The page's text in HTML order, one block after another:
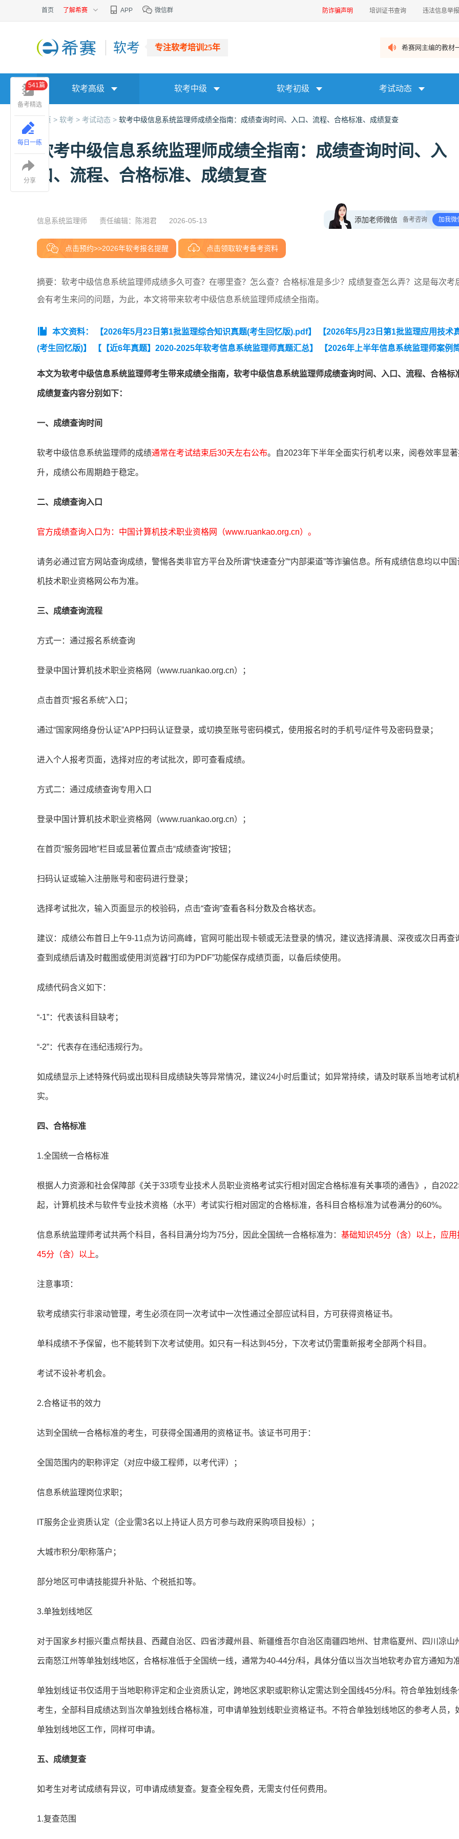
首页 了解希赛 APP 微信群 防诈骗声明 培训证书查询 违法信息举报
软考 专注软考培训25年 希赛网主编的教材
软考高级 软考中级 软考初级 考试动态
首页 > 软考 > 考试动态 > 软考中级信息系统监理师成绩全指南：成绩查询时间、入口、流程、合格标准、成绩复查
软考中级信息系统监理师成绩全指南：成绩查询时间、入
口、流程、合格标准、成绩复查
信息系统监理师 责任编辑：陈湘君 2026-05-13 添加老师微信 备考咨询 加我微
点击预约>>2026年软考报名提醒 点击领取软考备考资料
摘要：软考中级信息系统监理师成绩多久可查？在哪里查？怎么查？合格标准是多少？成绩复查怎么弄？这是每次考
会有考生来问的问题，为此，本文将带来软考中级信息系统监理师成绩全指南。
本文资料： 【2026年5月23日第1批监理综合知识真题(考生回忆版).pdf】
【2026年5月23日第1批监理应用技术
(考生回忆版)】
【【近6年真题】2020-2025年软考信息系统监理师真题汇总】
【2026年上半年信息系统监理师案例
本文为软考中级信息系统监理师考生带来成绩全指南，软考中级信息系统监理师成绩查询时间、入口、流程、合格标
成绩复查内容分别如下：
一、成绩查询时间
软考中级信息系统监理师的成绩通常在考试结束后30天左右公布。自2023年下半年全面实行机考以来，阅卷效率显著
升，成绩公布周期趋于稳定。
二、成绩查询入口
官方成绩查询入口为：中国计算机技术职业资格网（www.ruankao.org.cn）。
请务必通过官方网站查询成绩，警惕各类非官方平台及所谓“快速查分”“内部渠道”等诈骗信息。所有成绩信息均以中国
机技术职业资格网公布为准。
三、成绩查询流程
方式一：通过报名系统查询
登录中国计算机技术职业资格网（www.ruankao.org.cn）；
点击首页“报名系统”入口；
通过“国家网络身份认证”APP扫码认证登录，或切换至账号密码模式，使用报名时的手机号/证件号及密码登录；
进入个人报考页面，选择对应的考试批次，即可查看成绩。
方式二：通过成绩查询专用入口
登录中国计算机技术职业资格网（www.ruankao.org.cn）；
在首页“服务园地”栏目或显著位置点击“成绩查询”按钮；
扫码认证或输入注册账号和密码进行登录；
选择考试批次，输入页面显示的校验码，点击“查询”查看各科分数及合格状态。
建议：成绩公布首日上午9-11点为访问高峰，官网可能出现卡顿或无法登录的情况，建议选择清晨、深夜或次日再查
查到成绩后请及时截图或使用浏览器“打印为PDF”功能保存成绩页面，以备后续使用。
成绩代码含义如下：
“-1”：代表该科目缺考；
“-2”：代表存在违纪违规行为。
如成绩显示上述特殊代码或出现科目成绩缺失等异常情况，建议24小时后重试；如异常持续，请及时联系当地考试机
实。
四、合格标准
1.全国统一合格标准
根据人力资源和社会保障部《关于33项专业技术人员职业资格考试实行相对固定合格标准有关事项的通告》，自
起，计算机技术与软件专业技术资格（水平）考试实行相对固定的合格标准，各科目合格标准为试卷满分的60%。
信息系统监理师考试共两个科目，各科目满分均为75分，因此全国统一合格标准为： 基础知识45分（含）以上，应用
45分（含）以上。
注意事项：
软考成绩实行非滚动管理，考生必须在同一次考试中一次性通过全部应试科目，方可获得资格证书。
单科成绩不予保留，也不能转到下次考试使用。如只有一科达到45分，下次考试仍需重新报考全部两个科目。
考试不设补考机会。
2.合格证书的效力
达到全国统一合格标准的考生，可获得全国通用的资格证书。该证书可用于：
全国范围内的职称评定（对应中级工程师，以考代评）；
信息系统监理岗位求职；
IT服务企业资质认定（企业需3名以上持证人员方可参与政府采购项目投标）；
大城市积分/职称落户；
部分地区可申请技能提升补贴、个税抵扣等。
3.单独划线地区
对于国家乡村振兴重点帮扶县、西藏自治区、四省涉藏州县、新疆维吾尔自治区南疆四地州、甘肃临夏州、四川凉山
云南怒江州等单独划线地区，合格标准低于全国统一线，通常为40-44分/科，具体分值以当次当地软考办官方通知为准
单独划线证书仅适用于当地职称评定和企业资质认定，跨地区求职或职称认定需达到全国线45分/科。符合单独划线
考生，全部科目成绩达到当次单独划线合格标准，可申请单独划线职业资格证书。不符合单独划线地区的参考人员，
单独划线地区工作，同样可申请。
五、成绩复查
如考生对考试成绩有异议，可申请成绩复查。复查全程免费，无需支付任何费用。
1.复查范围
备考精选
541篇
每日一练
分享